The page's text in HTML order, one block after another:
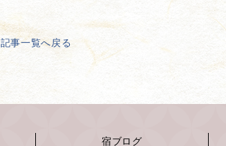
記事一覧へ戻る
宿ブログ